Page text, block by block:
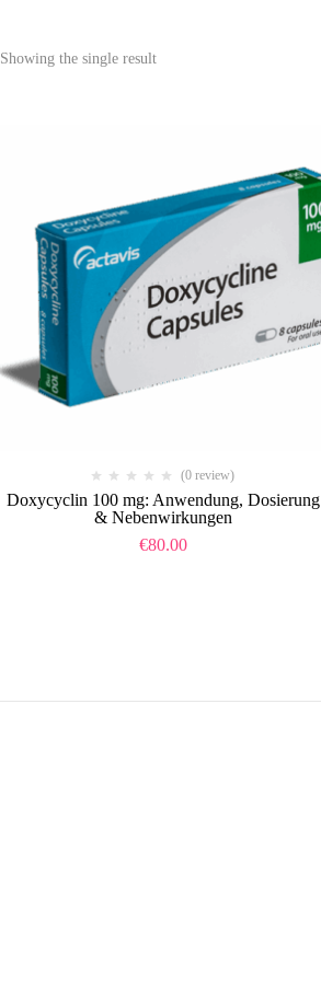
Showing the single result
(0 review)
Doxycyclin 100 mg: Anwendung, Dosierung
& Nebenwirkungen
€80.00